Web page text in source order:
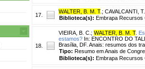
17.
WALTER, B. M. T. ; CAVALCANTI,
Biblioteca(s): Embrapa Recursos
18.
VIEIRA, B. C. ; WALTER, B. M. T.
estamos? In: ENCONTRO DO
Brasília, DF. Anais: resumos dos
Tipo: Resumo em Anais de
Biblioteca(s): Embrapa Recursos